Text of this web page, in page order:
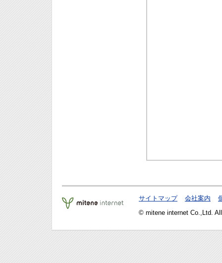
サイトマップ 会社案内
© mitene internet Co.,Ltd.